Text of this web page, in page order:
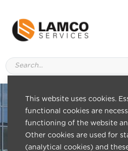
This website uses cookies.
functional cookies are
functioning of the website
Other cookies are used for
(analytical cookies) and